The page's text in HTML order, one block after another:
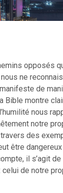
opposés
ne
de
montre
nous
notre
des
être
il s’agit
de notre